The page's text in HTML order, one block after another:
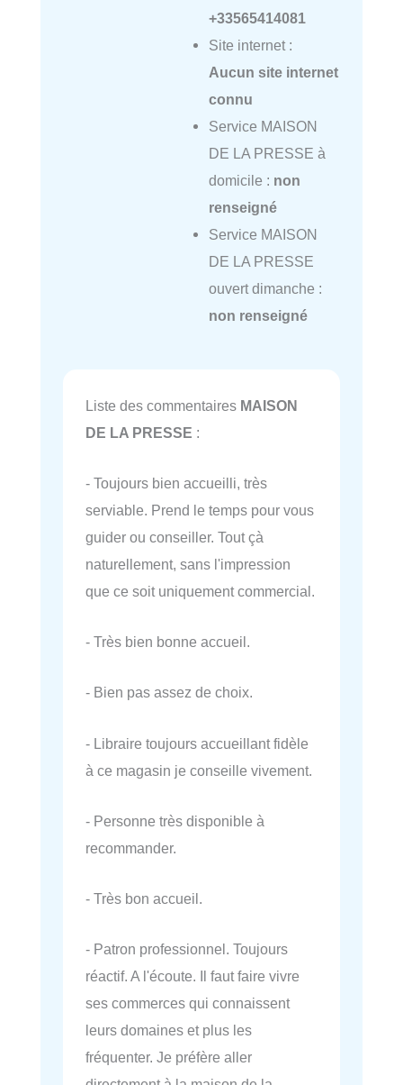
+33565414081
Site internet :
Aucun site internet
connu
Service MAISON
DE LA PRESSE à
domicile : non
renseigné
Service MAISON
DE LA PRESSE
ouvert dimanche :
non renseigné
Liste des commentaires MAISON
DE LA PRESSE :
- Toujours bien accueilli, très
serviable. Prend le temps pour vous
guider ou conseiller. Tout çà
naturellement, sans l'impression
que ce soit uniquement commercial.
- Très bien bonne accueil.
- Bien pas assez de choix.
- Libraire toujours accueillant fidèle
à ce magasin je conseille vivement.
- Personne très disponible à
recommander.
- Très bon accueil.
- Patron professionnel. Toujours
réactif. A l'écoute. Il faut faire vivre
ses commerces qui connaissent
leurs domaines et plus les
fréquenter. Je préfère aller